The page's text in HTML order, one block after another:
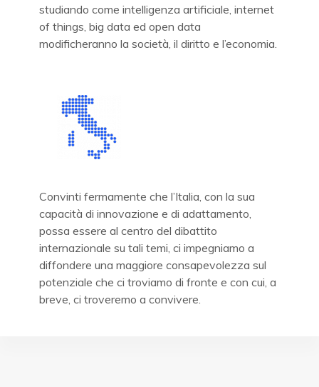
studiando come intelligenza artificiale, internet
of things, big data ed open data
modificheranno la società, il diritto e l’economia.
Convinti fermamente che l’Italia, con la sua
capacità di innovazione e di adattamento,
possa essere al centro del dibattito
internazionale su tali temi, ci impegniamo a
diffondere una maggiore consapevolezza sul
potenziale che ci troviamo di fronte e con cui, a
breve, ci troveremo a convivere.